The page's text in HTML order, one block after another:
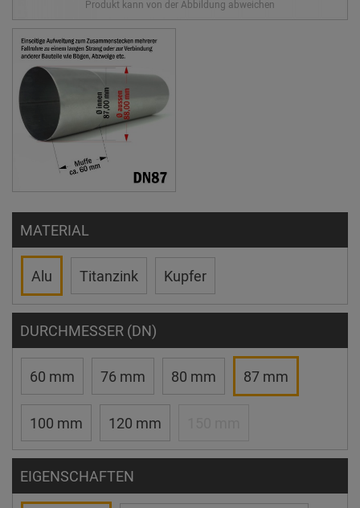
MATERIAL
Alu Titanzink Kupfer
DURCHMESSER (DN)
60 mm 76 mm 80 mm 87 mm
100 mm 120 mm
EIGENSCHAFTEN